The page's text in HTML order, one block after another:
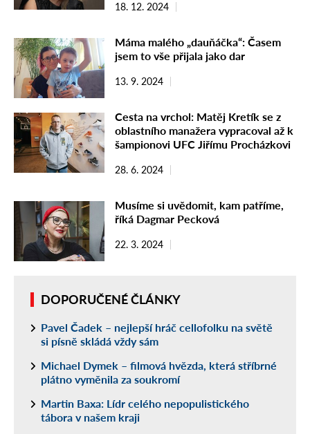
18. 12. 2024
Máma malého „dauňáčka“: Časem
jsem to vše přijala jako dar
13. 9. 2024
Cesta na vrchol: Matěj Kretík se z
oblastního manažera vypracoval až k
šampionovi UFC Jiřímu Procházkovi
28. 6. 2024
Musíme si uvědomit, kam patříme,
říká Dagmar Pecková
22. 3. 2024
DOPORUČENÉ ČLÁNKY
Pavel Čadek – nejlepší hráč cellofolku na světě
si písně skládá vždy sám
Michael Dymek – filmová hvězda, která stříbrné
plátno vyměnila za soukromí
Martin Baxa: Lídr celého nepopulistického
tábora v našem kraji